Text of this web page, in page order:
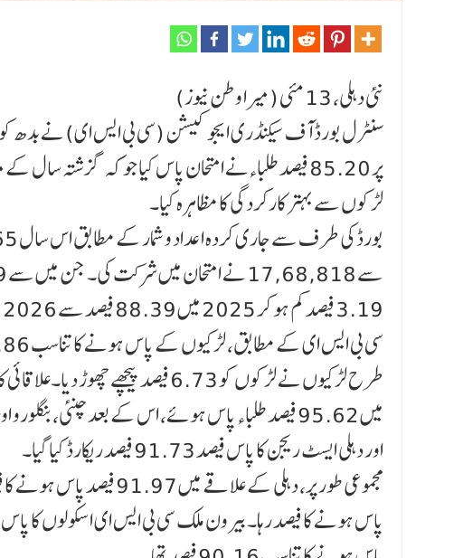
نئی دہلی، 13 مئی (میرا وطن نیوز)
لڑکوں سے بہتر کارکردگی کا مظاہرہ کیا۔
3.19 فیصد کم ہو کر 2025 میں 88.39 فیصد سے 2026 میں 85.20 فیصد ہو گیا۔
طرح لڑکیوں نے لڑکوں کو 6.73
اور دہلی ایسٹ ریجن کا پاس فیصد 91.73 فیصد ریکارڈ کیا گیا۔